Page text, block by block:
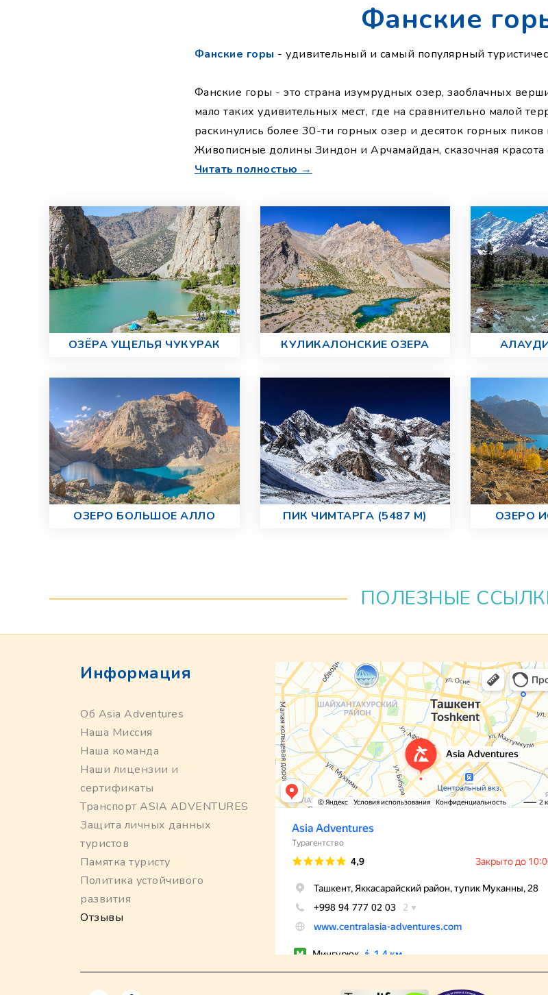
Фанские
Фанские горы - удивительный и самый популярный
Фанские горы - это страна изумрудных озер, заоблачных
мало таких удивительных мест, где на сравнительно малой
раскинулись более 30-ти горных озер и десяток горных
Живописные долины Зиндон и Арчамайдан, сказочная красота
Читать полностью →
ОЗЁРА УЩЕЛЬЯ ЧУКУРАК КУЛИКАЛОНСКИЕ ОЗЕРА
ОЗЕРО БОЛЬШОЕ АЛЛО ПИК ЧИМТАРГА (5487 М) ОЗЕРО
ПОЛЕЗНЫЕ
Информация
Об Asia Adventures
Наша Миссия
Наша команда
Наши лицензии и
сертификаты
Транспорт ASIA ADVENTURES
Защита личных данных
туристов
Памятка туристу
Политика устойчивого
развития
Отзывы